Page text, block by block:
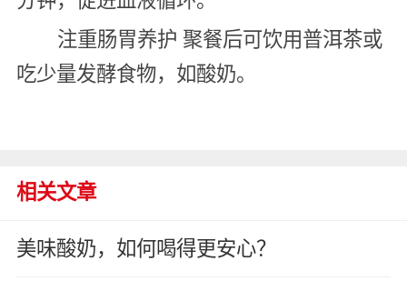
注重肠胃养护 聚餐后可饮用普洱茶或
吃少量发酵食物，如酸奶。
相关文章
美味酸奶，如何喝得更安心？